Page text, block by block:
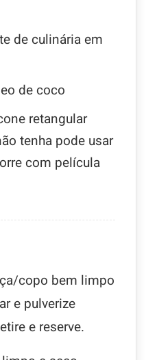
de culinária em
de coco
retangular
tenha pode usar
com película
copo bem limpo
e pulverize
e reserve.